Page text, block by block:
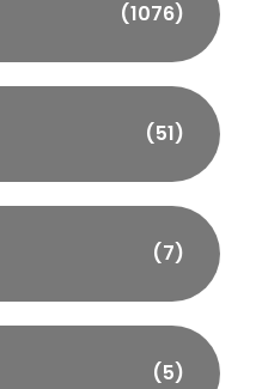
(1076)
(51)
(7)
(5)